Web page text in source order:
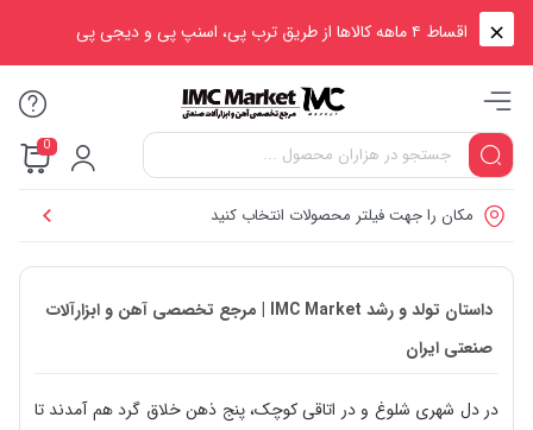
اقساط ۴ ماهه کالاها از طریق ترب پی، اسنپ پی و دیجی پی
0
مکان را جهت فیلتر محصولات انتخاب کنید
داستان تولد و رشد IMC Market | مرجع تخصصی آهن و ابزارآلات
صنعتی ایران
در دل شهری شلوغ و در اتاقی کوچک، پنج ذهن خلاق گرد هم آمدند تا